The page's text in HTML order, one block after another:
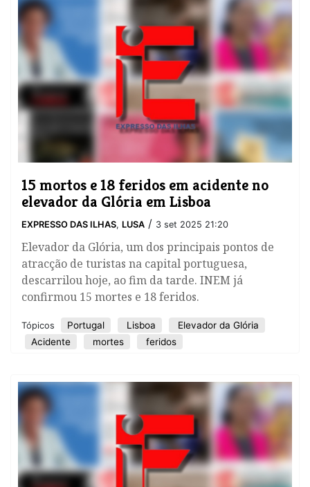
15 mortos e 18 feridos em acidente no
elevador da Glória em Lisboa
EXPRESSO DAS ILHAS, LUSA / 3 set 2025 21:20
Elevador da Glória, um dos principais pontos de
atracção de turistas na capital portuguesa,
descarrilou hoje, ao fim da tarde. INEM já
confirmou 15 mortes e 18 feridos.
Tópicos Portugal Lisboa
Elevador da Glória
Acidente
mortes feridos